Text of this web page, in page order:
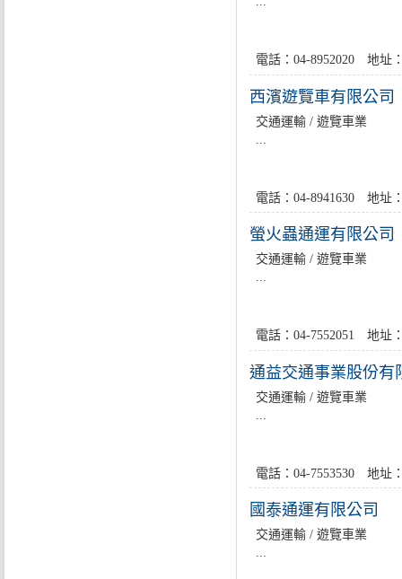
電話：04-8952020 地址
西濱遊覽車有限公司
交通運輸 / 遊覽車業
電話：04-8941630 地址
螢火蟲通運有限公司
交通運輸 / 遊覽車業
...
電話：04-7552051 地址
通益交通事業股份有
交通運輸 / 遊覽車業
電話：04-7553530 地址
國泰通運有限公司
交通運輸 / 遊覽車業
...